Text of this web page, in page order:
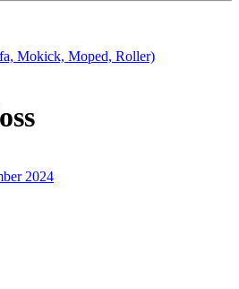
Mokick, Moped, Roller)
2024